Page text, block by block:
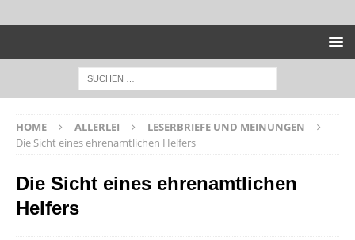
HOME ALLERLEI
LESERBRIEFE UND MEINUNGEN
Die Sicht eines ehrenamtlichen Helfers
Die Sicht eines ehrenamtlichen
Helfers